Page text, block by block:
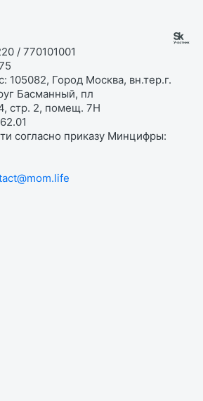
/ 770101001
105082, Город Москва, вн.тер.г.
Басманный, пл
стр. 2, помещ. 7Н
согласно приказу Минцифры: